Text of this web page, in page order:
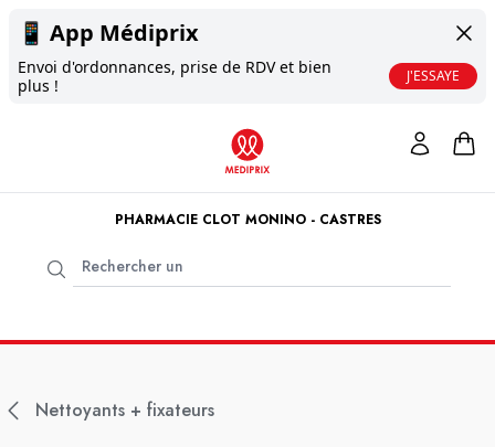
📱 App Médiprix
Envoi d'ordonnances, prise de RDV et bien
plus !
J'ESSAYE
PHARMACIE CLOT MONINO - CASTRES
Nettoyants + fixateurs